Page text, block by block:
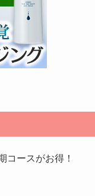
コースがお得！